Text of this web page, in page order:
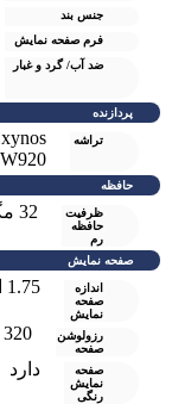
جنس بند
فرم صفحه نمایش
ضد آب/ گرد و غبار
پردازنده
تراشه
Exynos
W920
حافظه
ظرفیت
حافظه
رم
32 مگابایت
صفحه نمایش
اندازه
صفحه
نمایش
1.75 اینچ
رزولوشن
صفحه
320 × 385
صفحه
نمايش
رنگی
دارد